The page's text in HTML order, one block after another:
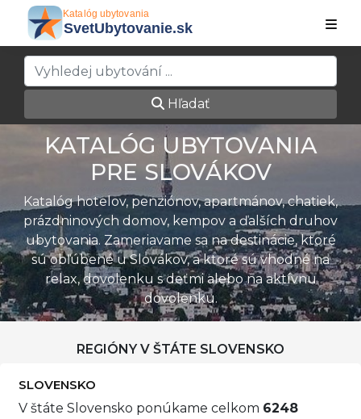
Hľadať
KATALÓG UBYTOVANIA
PRE SLOVÁKOV
Katalóg hotelov, penziónov, apartmánov, chatiek,
prázdninových domov, kempov a ďalších druhov
ubytovania. Zameriavame sa na destinácie, ktoré
sú obľúbené u Slovákov, a ktoré sú vhodné na
relax, dovolenku s deťmi alebo na aktívnu
dovolenku.
REGIÓNY V ŠTÁTE SLOVENSKO
SLOVENSKO
V štáte Slovensko ponúkame celkom 6248